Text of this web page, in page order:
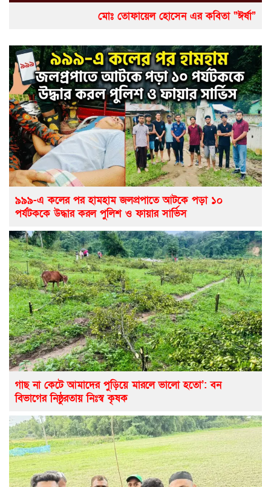
মোঃ তোফায়েল হোসেন এর কবিতা “ঈর্ষা”
৯৯৯-এ কলের পর হামহাম জলপ্রপাতে আটকে পড়া ১০
পর্যটককে উদ্ধার করল পুলিশ ও ফায়ার সার্ভিস
গাছ না কেটে আমাদের পুড়িয়ে মারলে ভালো হতো’: বন
বিভাগের নিষ্ঠুরতায় নিঃস্ব কৃষক